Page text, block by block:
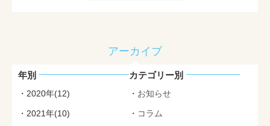
アーカイブ
年別
2020年(12)
2021年(10)
カテゴリー別
お知らせ
コラム